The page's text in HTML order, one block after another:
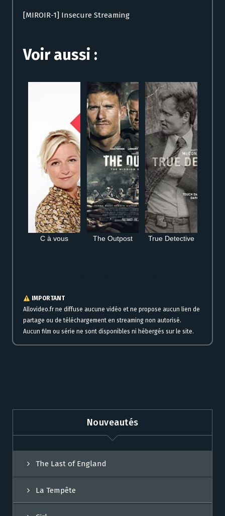
[MIROIR-1] Insecure Streaming
Voir aussi :
C à vous The Outpost True Detective
IMPORTANT
Allovideo.fr ne diffuse aucune vidéo et ne propose aucun lien de
partage ou de téléchargement en streaming non autorisé.
Aucun film ou série ne sont disponibles ni hébergés sur le site.
Nouveautés
The Last of England
La Tempête